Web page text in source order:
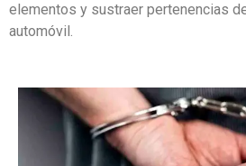
elementos y sustraer pertenencias
automóvil.